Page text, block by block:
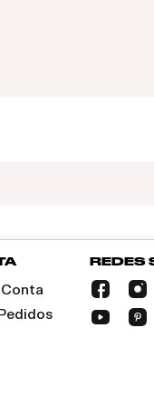
Conta
REDES